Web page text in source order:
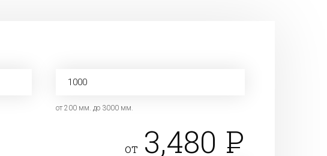
от 200 мм. до 3000 мм.
от 3,480